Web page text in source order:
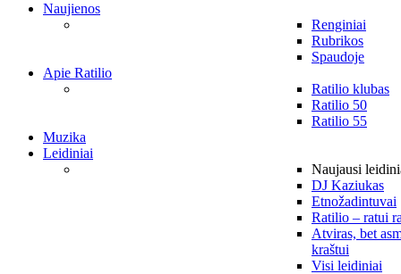
Naujienos
Renginiai
Rubrikos
Spaudoje
Apie Ratilio
Ratilio klubas
Ratilio 50
Ratilio 55
Muzika
Leidiniai
Naujausi
DJ Kaziukas
Etnožadintuvai
Ratilio – ratui
Atviras, bet
kraštui
Visi leidiniai